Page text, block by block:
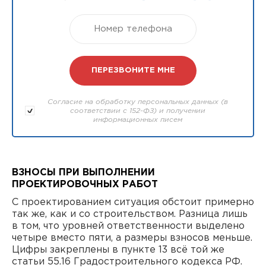
Согласие на обработку персональных данных (в
соответствии с 152-ФЗ) и получении
информационных писем
ВЗНОСЫ ПРИ ВЫПОЛНЕНИИ
ПРОЕКТИРОВОЧНЫХ РАБОТ
С проектированием ситуация обстоит примерно
так же, как и со строительством. Разница лишь
в том, что уровней ответственности выделено
четыре вместо пяти, а размеры взносов меньше.
Цифры закреплены в пункте 13 всё той же
статьи 55.16 Градостроительного кодекса РФ.